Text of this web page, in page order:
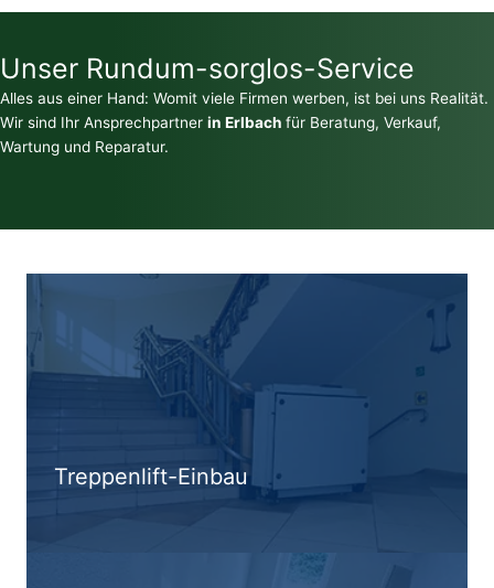
Unser Rundum-sorglos-Service
Alles aus einer Hand: Womit viele Firmen werben, ist bei uns Realität.
Wir sind Ihr Ansprechpartner in Erlbach für Beratung, Verkauf,
Wartung und Reparatur.
Treppenlift-Einbau